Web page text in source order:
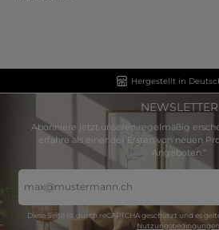
Hergestellt in
NEWSLETTER
Abonniere jetzt unseren regelmäßig
erfahre als einer der Ersten von neuen
Angeboten.“
Mail-
Adresse
Diese Seite ist durch reCAPTCHA geschützt und es
Nutzungsbedingungen